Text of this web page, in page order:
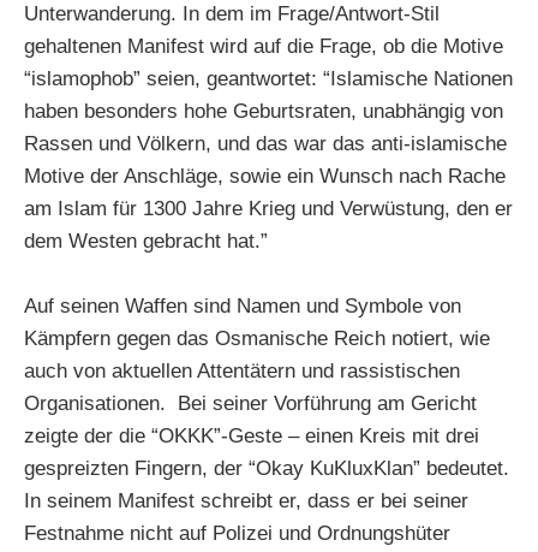
Unterwanderung. In dem im Frage/Antwort-Stil
gehaltenen Manifest wird auf die Frage, ob die Motive
“islamophob” seien, geantwortet: “Islamische Nationen
haben besonders hohe Geburtsraten, unabhängig von
Rassen und Völkern, und das war das anti-islamische
Motive der Anschläge, sowie ein Wunsch nach Rache
am Islam für 1300 Jahre Krieg und Verwüstung, den er
dem Westen gebracht hat.”
Auf seinen Waffen sind Namen und Symbole von
Kämpfern gegen das Osmanische Reich notiert, wie
auch von aktuellen Attentätern und rassistischen
Organisationen. Bei seiner Vorführung am Gericht
zeigte der die “OKKK”-Geste – einen Kreis mit drei
gespreizten Fingern, der “Okay KuKluxKlan” bedeutet.
In seinem Manifest schreibt er, dass er bei seiner
Festnahme nicht auf Polizei und Ordnungshüter